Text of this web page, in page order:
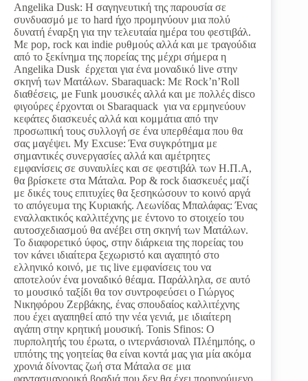
Angelika Dusk: Η σαγηνευτική της παρουσία σε
συνδυασμό με το hard ήχο προμηνύουν μια πολύ
δυνατή έναρξη για την τελευταία ημέρα του φεστιβάλ.
Με pop, rock και indie ρυθμούς αλλά και με τραγούδια
από το ξεκίνημα της πορείας της μέχρι σήμερα η
Angelika Dusk έρχεται για ένα μοναδικό live στην
σκηνή των Ματάλων. Sbaraquack: Με Rock’n’Roll
διαθέσεις, μe Funk μουσικές αλλά και με πολλές disco
φιγούρες έρχονται οι Sbaraquack για να ερμηνεύουν
κεφάτες διασκευές αλλά και κομμάτια από την
προσωπική τους συλλογή σε ένα υπερθέαμα που θα
σας μαγέψει. My Excuse: Ένα συγκρότημα με
σημαντικές συνεργασίες αλλά και αμέτρητες
εμφανίσεις σε συναυλίες και σε φεστιβάλ των Η.Π.Α,
θα βρίσκετε στα Μάταλα. Pop & rock διασκευές μαζί
με δικές τους επιτυχίες θα ξεσηκώσουν το κοινό αργά
το απόγευμα της Κυριακής. Λεωνίδας Μπαλάφας: Ένας
εναλλακτικός καλλιτέχνης με έντονο το στοιχείο του
αυτοσχεδιασμού θα ανέβει στη σκηνή των Ματάλων.
Το διαφορετικό ύφος, στην διάρκεια της πορείας του
τον κάνει ιδιαίτερα ξεχωριστό και αγαπητό στο
ελληνικό κοινό, με τις live εμφανίσεις του να
αποτελούν ένα μοναδικό θέαμα. Παράλληλα, σε αυτό
το μουσικό ταξίδι θα τον συντροφεύσει ο Γιώργος
Νικηφόρου Ζερβάκης, ένας σπουδαίος καλλιτέχνης
που έχει αγαπηθεί από την νέα γενιά, με ιδιαίτερη
αγάπη στην κρητική μουσική. Tonis Sfinos: Ο
πυρπολητής του έρωτα, ο ιντερνάσιοναλ Πλέημπόης, ο
ιππότης της γοητείας θα είναι κοντά μας για μία ακόμα
χρονιά δίνοντας ζωή στα Μάταλα σε μια
φαντασμαγορική βραδιά που δεν θα έχει προηγούμενο.